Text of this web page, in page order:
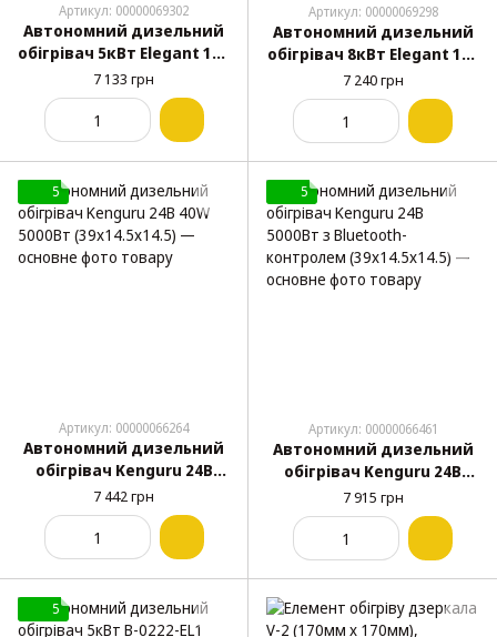
Артикул: 00000069302
Автономний дизельний
обігрівач 5кВт Elegant 101
601 (12В, 24В, 220В)
7 133 грн
Артикул: 00000069298
Автономний дизельний
обігрівач 8кВт Elegant 101
600 (12В, 24В, 220В)
7 240 грн
5
Артикул: 00000066264
Автономний дизельний
обігрівач Kenguru 24В
40W 5000Вт (39x14.5x14.5)
7 442 грн
5
Артикул: 00000066461
Автономний дизельний
обігрівач Kenguru 24В
5000Вт з Bluetooth-
контролем (39x14.5x14.5)
7 915 грн
5